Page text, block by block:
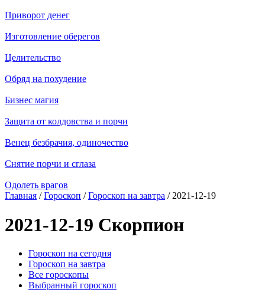
Приворот денег
Изготовление оберегов
Целительство
Обряд на похудение
Бизнес магия
Защита от колдовства и порчи
Венец безбрачия, одиночество
Снятие порчи и сглаза
Одолеть врагов
Главная /Гороскоп /Гороскоп на завтра / 2021-12-19
2021-12-19 Скорпион
Гороскоп на сегодня
Гороскоп на завтра
Все гороскопы
Выбранный гороскоп